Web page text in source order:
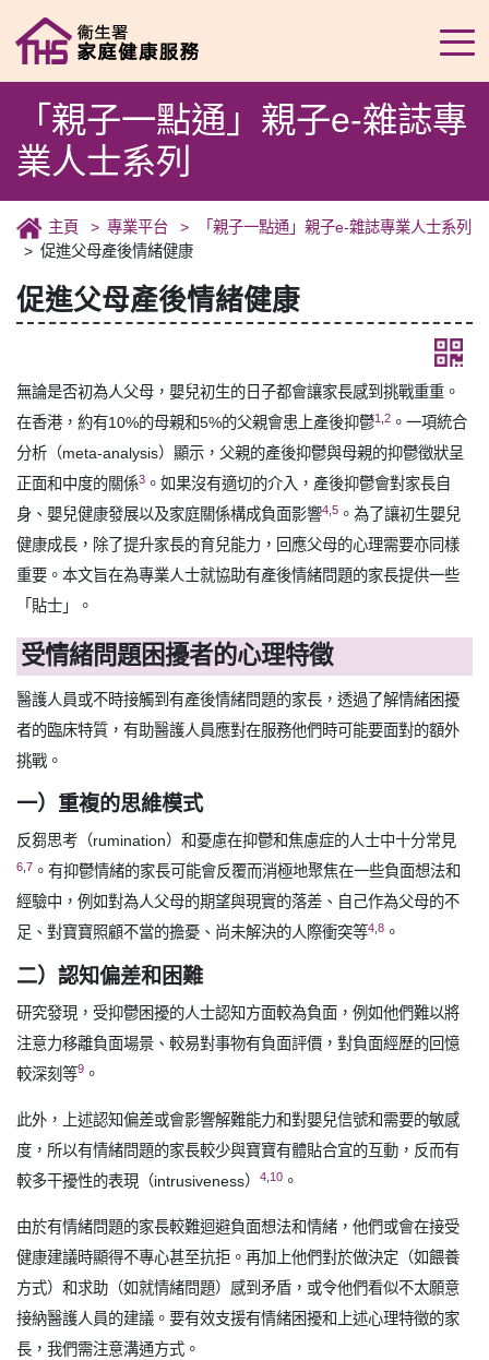
「親子一點通」親子e-雜誌專
業人士系列
主頁 專業平台
「親子一點通」親子e-雜誌專業人士系列
促進父母產後情緒健康
促進父母產後情緒健康
無論是否初為人父母，嬰兒初生的日子都會讓家長感到挑戰重重。
在香港，約有10%的母親和5%的父親會患上產後抑鬱1 2 。一項統合
分析（meta-analysis）顯示，父親的產後抑鬱與母親的抑鬱徵狀呈
正面和中度的關係3 。如果沒有適切的介入，產後抑鬱會對家長自
身、嬰兒健康發展以及家庭關係構成負面影響4 5 。為了讓初生嬰兒
健康成長，除了提升家長的育兒能力，回應父母的心理需要亦同樣
重要。本文旨在為專業人士就協助有產後情緒問題的家長提供一些
「貼士」。
受情緒問題困擾者的心理特徵
醫護人員或不時接觸到有產後情緒問題的家長，透過了解情緒困擾
者的臨床特質，有助醫護人員應對在服務他們時可能要面對的額外
挑戰。
一）重複的思維模式
反芻思考（rumination）和憂慮在抑鬱和焦慮症的人士中十分常見
6 7 。有抑鬱情緒的家長可能會反覆而消極地聚焦在一些負面想法和
經驗中，例如對為人父母的期望與現實的落差、自己作為父母的不
足、對寶寶照顧不當的擔憂、尚未解決的人際衝突等4 8 。
二）認知偏差和困難
研究發現，受抑鬱困擾的人士認知方面較為負面，例如他們難以將
注意力移離負面場景、較易對事物有負面評價，對負面經歷的回憶
較深刻等9 。
此外，上述認知偏差或會影響解難能力和對嬰兒信號和需要的敏感
度，所以有情緒問題的家長較少與寶寶有體貼合宜的互動，反而有
較多干擾性的表現（intrusiveness）
4 10 。
由於有情緒問題的家長較難迴避負面想法和情緒，他們或會在接受
健康建議時顯得不專心甚至抗拒。再加上他們對於做決定（如餵養
方式）和求助（如就情緒問題）感到矛盾，或令他們看似不太願意
接納醫護人員的建議。要有效支援有情緒困擾和上述心理特徵的家
長，我們需注意溝通方式。